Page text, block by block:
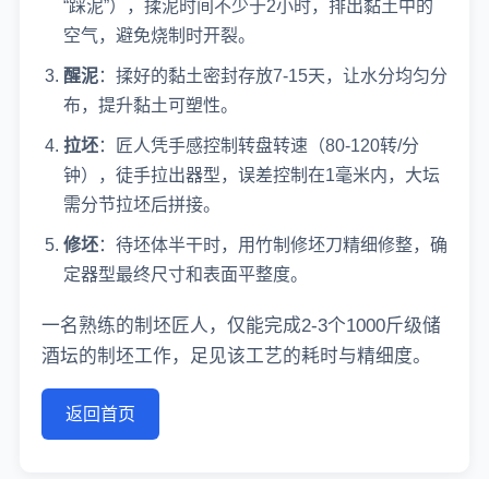
“踩泥”），揉泥时间不少于2小时，排出黏土中的
空气，避免烧制时开裂。
醒泥：揉好的黏土密封存放7-15天，让水分均匀分
布，提升黏土可塑性。
拉坯：匠人凭手感控制转盘转速（80-120转/分
钟），徒手拉出器型，误差控制在1毫米内，大坛
需分节拉坯后拼接。
修坯：待坯体半干时，用竹制修坯刀精细修整，确
定器型最终尺寸和表面平整度。
一名熟练的制坯匠人，仅能完成2-3个1000斤级储
酒坛的制坯工作，足见该工艺的耗时与精细度。
返回首页